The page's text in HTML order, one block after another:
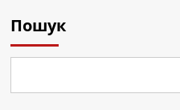
Пошук